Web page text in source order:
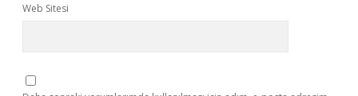
Web Sitesi